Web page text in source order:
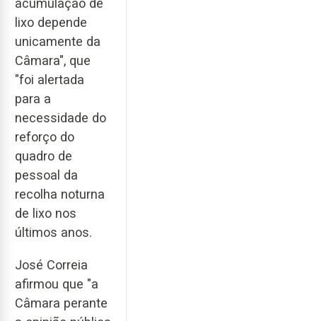
lixo depende
unicamente da
Câmara", que
"foi alertada
para a
necessidade do
reforço do
quadro de
pessoal da
recolha noturna
de lixo nos
últimos anos.
José Correia
afirmou que "a
Câmara perante